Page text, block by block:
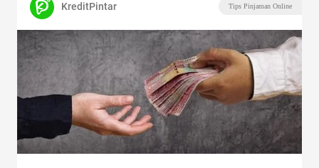
KreditPintar Tips Pinjaman Online